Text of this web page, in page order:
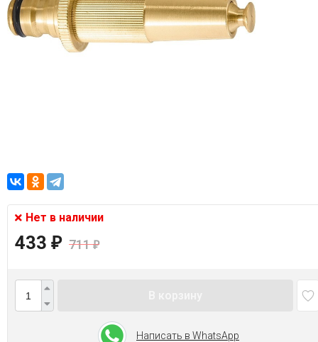
Нет в наличии
433 ₽ 711₽
Написать в WhatsApp